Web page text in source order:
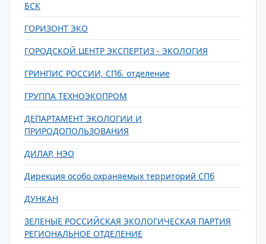
БСК
ГОРИЗОНТ ЭКО
ГОРОДСКОЙ ЦЕНТР ЭКСПЕРТИЗ - ЭКОЛОГИЯ
ГРИНПИС РОССИИ, СПб. отделение
ГРУППА ТЕХНОЭКОПРОМ
ДЕПАРТАМЕНТ ЭКОЛОГИИ И
ПРИРОДОПОЛЬЗОВАНИЯ
ДИЛАР, НЭО
Дирекция особо охраняемых территорий СПб
ДУНКАН
ЗЕЛЕНЫЕ РОССИЙСКАЯ ЭКОЛОГИЧЕСКАЯ ПАРТИЯ
РЕГИОНАЛЬНОЕ ОТДЕЛЕНИЕ